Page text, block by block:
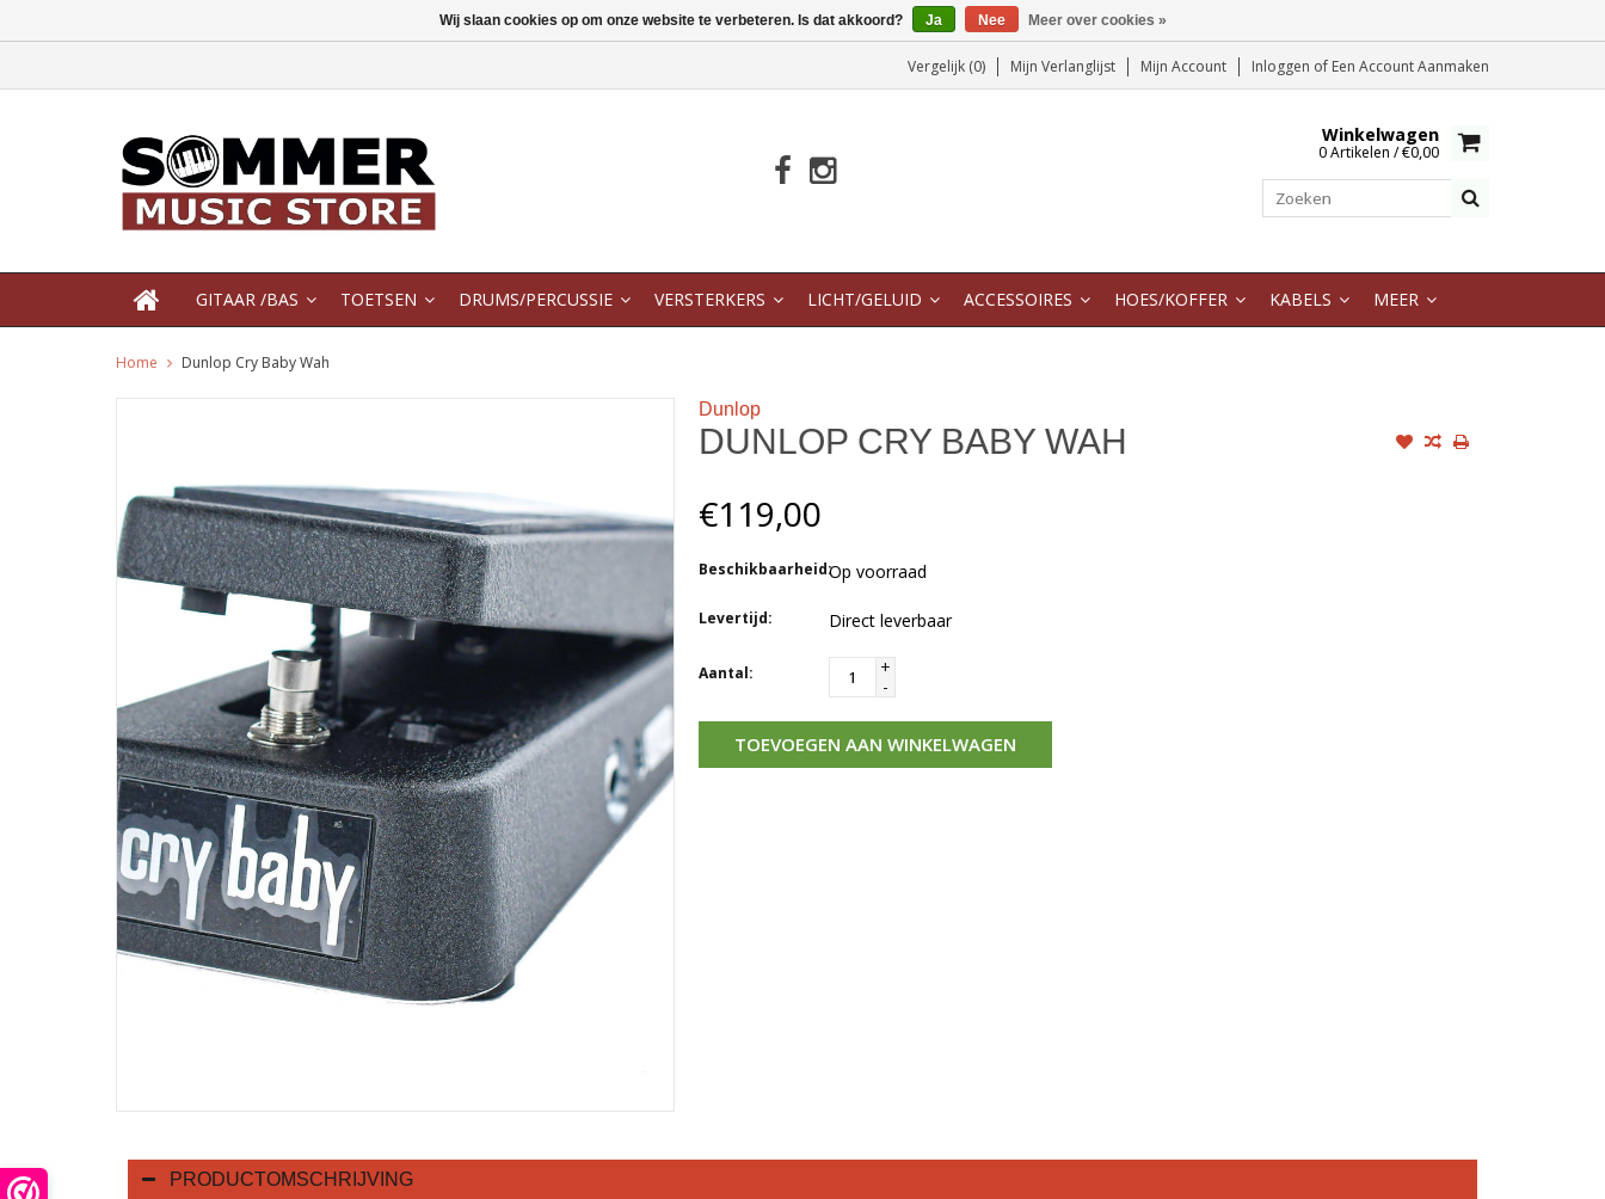
Vergelijk (0) Mijn Verlanglijst Mijn Account Inloggen of Een Account Aanmaken
Winkelwagen
0 Artikelen / €0,00
GITAAR /BAS TOETSEN DRUMS/PERCUSSIE VERSTERKERS LICHT/GELUID ACCESSOIRES HOES/KOFFER KABELS MEER
Home Dunlop Cry Baby Wah
Dunlop
DUNLOP CRY BABY WAH
€119,00
Beschikbaarheid:Op voorraad
Levertijd: Direct leverbaar
Aantal:
+
-
TOEVOEGEN AAN WINKELWAGEN
PRODUCTOMSCHRIJVING
Wij slaan cookies op om onze website te verbeteren. Is dat akkoord? Ja Nee Meer over cookies »